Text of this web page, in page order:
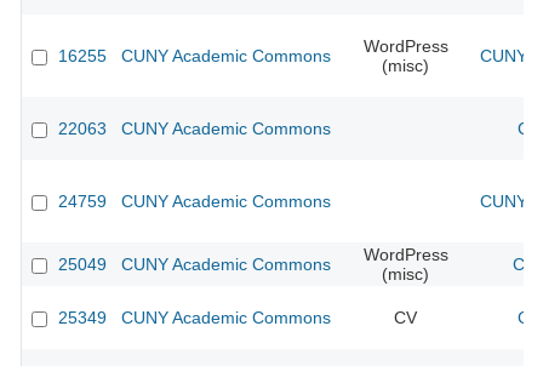
16255 CUNY Academic Commons
WordPress
(misc)
CUNY
22063 CUNY Academic Commons
24759 CUNY Academic Commons CUNY
25049 CUNY Academic Commons
WordPress
(misc)
25349 CUNY Academic Commons CV